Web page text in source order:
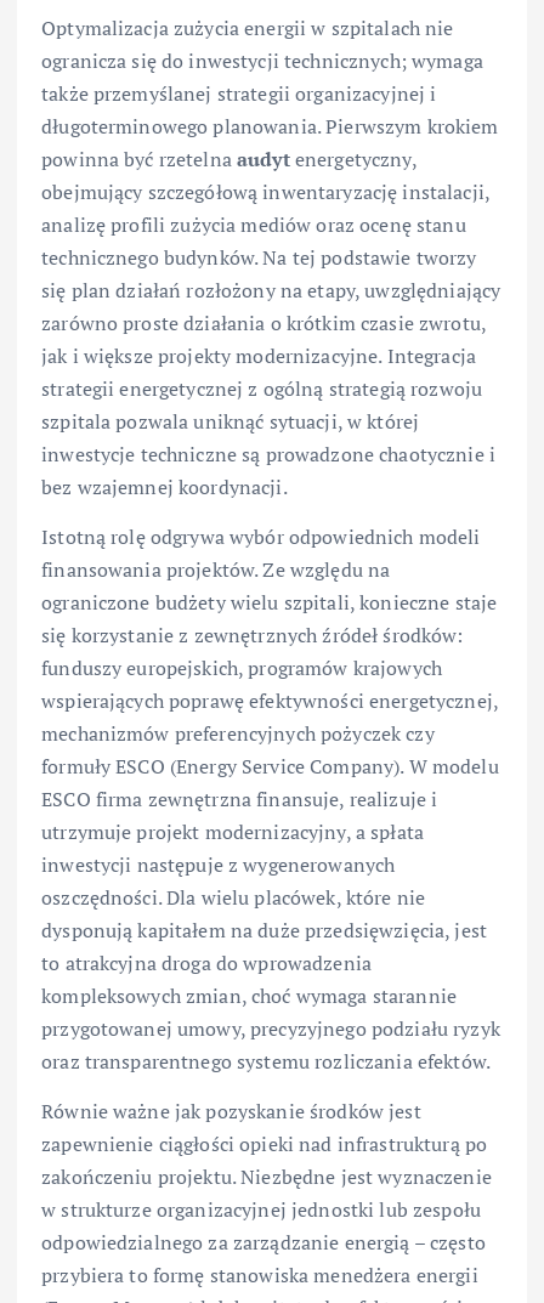
Optymalizacja zużycia energii w szpitalach nie
ogranicza się do inwestycji technicznych; wymaga
także przemyślanej strategii organizacyjnej i
długoterminowego planowania. Pierwszym krokiem
powinna być rzetelnaaudytenergetyczny,
obejmujący szczegółową inwentaryzację instalacji,
analizę profili zużycia mediów oraz ocenę stanu
technicznego budynków. Na tej podstawie tworzy
się plan działań rozłożony na etapy, uwzględniający
zarówno proste działania o krótkim czasie zwrotu,
jak i większe projekty modernizacyjne. Integracja
strategii energetycznej z ogólną strategią rozwoju
szpitala pozwala uniknąć sytuacji, w której
inwestycje techniczne są prowadzone chaotycznie i
bez wzajemnej koordynacji.
Istotną rolę odgrywa wybór odpowiednich modeli
finansowania projektów. Ze względu na
ograniczone budżety wielu szpitali, konieczne staje
się korzystanie z zewnętrznych źródeł środków:
funduszy europejskich, programów krajowych
wspierających poprawę efektywności energetycznej,
mechanizmów preferencyjnych pożyczek czy
formuły ESCO (Energy Service Company). W modelu
ESCO firma zewnętrzna finansuje, realizuje i
utrzymuje projekt modernizacyjny, a spłata
inwestycji następuje z wygenerowanych
oszczędności. Dla wielu placówek, które nie
dysponują kapitałem na duże przedsięwzięcia, jest
to atrakcyjna droga do wprowadzenia
kompleksowych zmian, choć wymaga starannie
przygotowanej umowy, precyzyjnego podziału ryzyk
oraz transparentnego systemu rozliczania efektów.
Równie ważne jak pozyskanie środków jest
zapewnienie ciągłości opieki nad infrastrukturą po
zakończeniu projektu. Niezbędne jest wyznaczenie
w strukturze organizacyjnej jednostki lub zespołu
odpowiedzialnego za zarządzanie energią – często
przybiera to formę stanowiska menedżera energii